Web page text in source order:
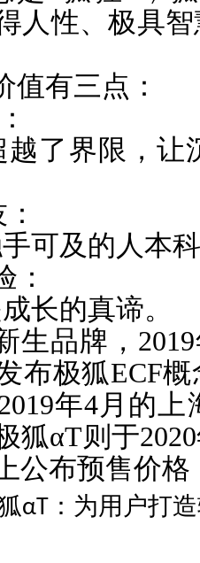
人性、极具
值有三点：
越了界限，让
可及的人本
：
长的真谛。
生品牌，
布极狐ECF
年4月的
狐αT则于
公布预售价